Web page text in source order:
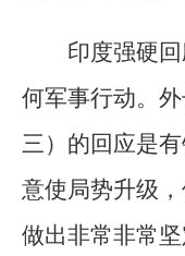
印度强硬
何军事行动。
三）的回应是
意使局势升级
做出非常非常